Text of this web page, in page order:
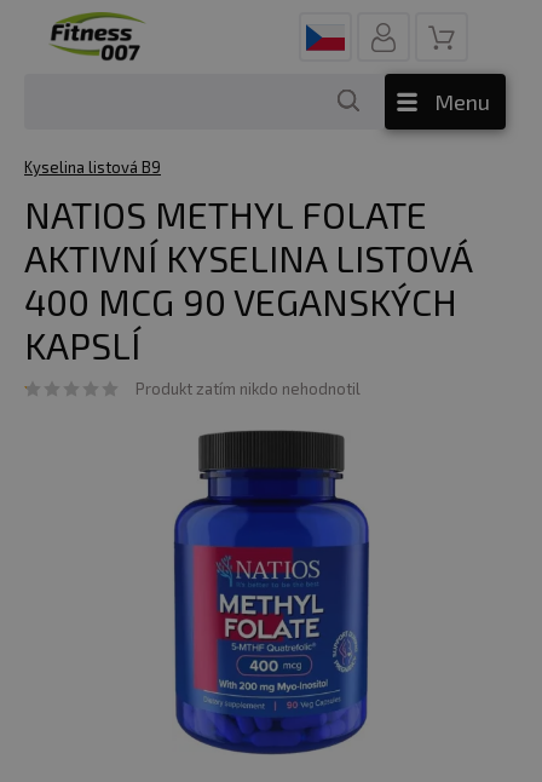
Menu
Kyselina listová B9
NATIOS METHYL FOLATE
AKTIVNÍ KYSELINA LISTOVÁ
400 MCG 90 VEGANSKÝCH
KAPSLÍ
Produkt zatím nikdo nehodnotil